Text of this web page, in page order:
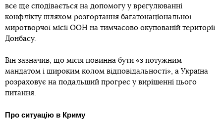
все ще сподівається на допомогу у врегулюванні
конфлікту шляхом розгортання багатонаціональної
миротворчої місії ООН на тимчасово окупованій території
Донбасу.
Він зазначив, що місія повинна бути «з потужним
мандатом і широким колом відповідальності», а Україна
розраховує на подальший прогрес у вирішенні цього
питання.
Про ситуацію в Криму